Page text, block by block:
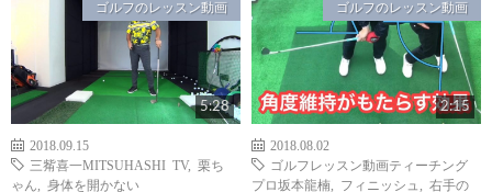
ゴルフのレッスン動画
5:28
2018.09.15
三觜喜一MITSUHASHI TV, 栗ち
ゃん
身体を開かない
ゴルフのレッスン動画
2:15
2018.08.02
ゴルフレッスン動画ティーチング
プロ坂本龍楠
フィニッシュ
右手の